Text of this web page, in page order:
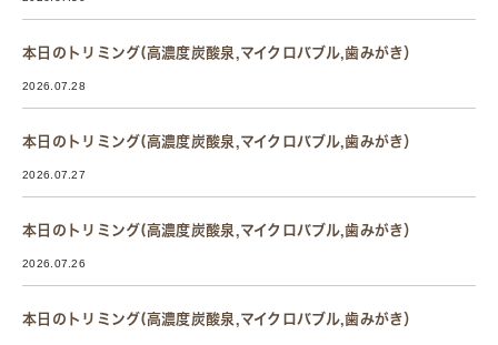
本日のトリミング(高濃度炭酸泉,マイクロバブル,歯みがき）
2026.07.28
本日のトリミング(高濃度炭酸泉,マイクロバブル,歯みがき）
2026.07.27
本日のトリミング(高濃度炭酸泉,マイクロバブル,歯みがき）
2026.07.26
本日のトリミング(高濃度炭酸泉,マイクロバブル,歯みがき）